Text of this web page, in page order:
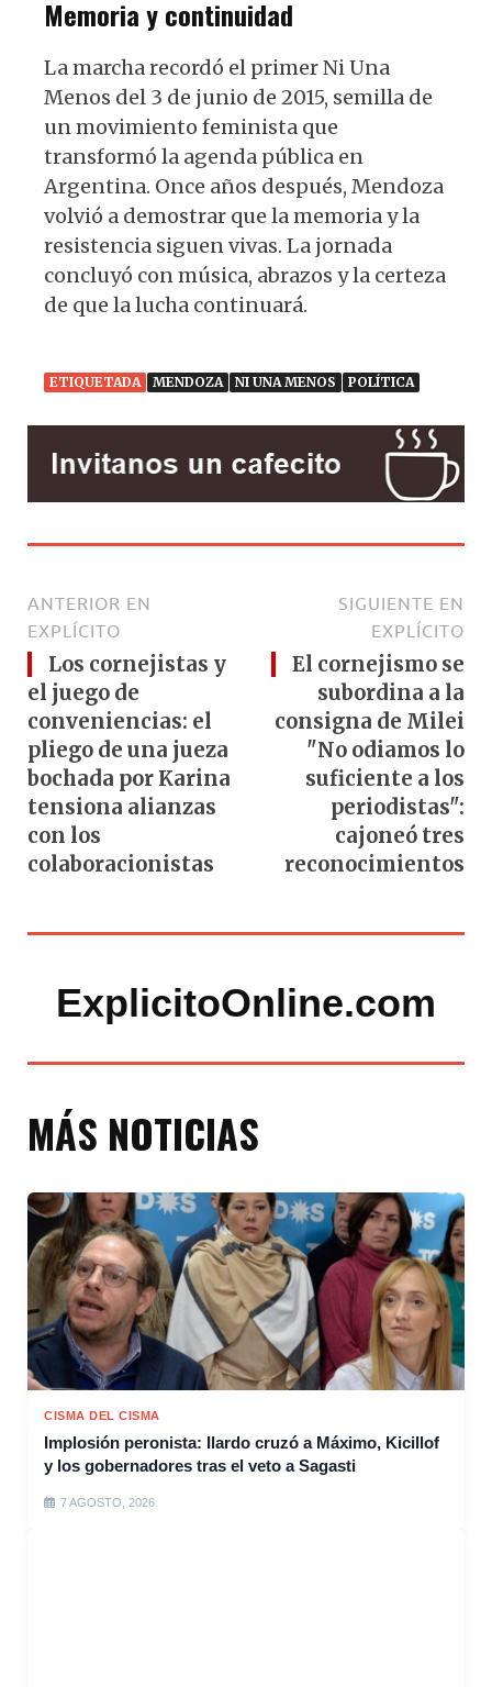
Memoria y continuidad
La marcha recordó el primer Ni Una
Menos del 3 de junio de 2015, semilla de
un movimiento feminista que
transformó la agenda pública en
Argentina. Once años después, Mendoza
volvió a demostrar que la memoria y la
resistencia siguen vivas. La jornada
concluyó con música, abrazos y la certeza
de que la lucha continuará.
ETIQUETADA MENDOZA NI UNA MENOS POLÍTICA
ANTERIOR EN
EXPLÍCITO
Los cornejistas y
el juego de
conveniencias: el
pliego de una jueza
bochada por Karina
tensiona alianzas
con los
colaboracionistas
SIGUIENTE EN
EXPLÍCITO
El cornejismo se
subordina a la
consigna de Milei
"No odiamos lo
suficiente a los
periodistas":
cajoneó tres
reconocimientos
ExplicitoOnline.com
MÁS NOTICIAS
CISMA DEL CISMA
Implosión peronista: Ilardo cruzó a Máximo, Kicillof
y los gobernadores tras el veto a Sagasti
7 AGOSTO, 2026